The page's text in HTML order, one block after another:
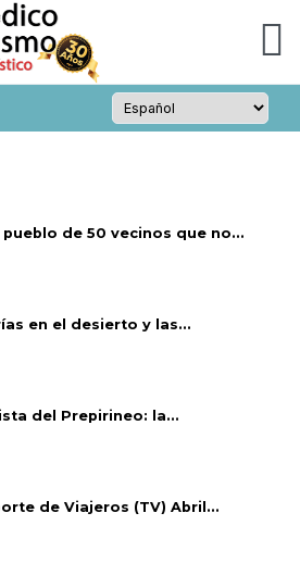
de 50 vecinos que no...
en el desierto y las...
del Prepirineo: la...
de Viajeros (TV) Abril...